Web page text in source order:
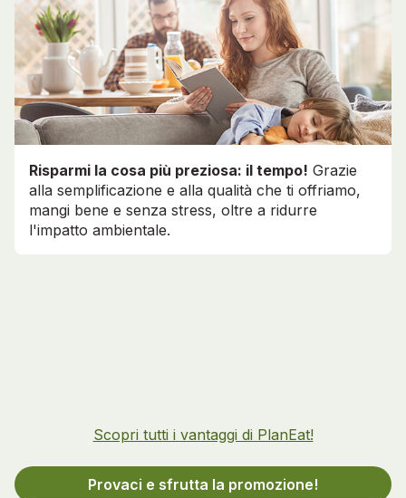
Risparmi la cosa più preziosa: il tempo! Grazie
alla semplificazione e alla qualità che ti offriamo,
mangi bene e senza stress, oltre a ridurre
l'impatto ambientale.
Scopri tutti i vantaggi di PlanEat!
Provaci e sfrutta la promozione!